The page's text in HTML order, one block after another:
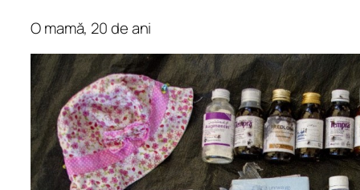
O mamă, 20 de ani